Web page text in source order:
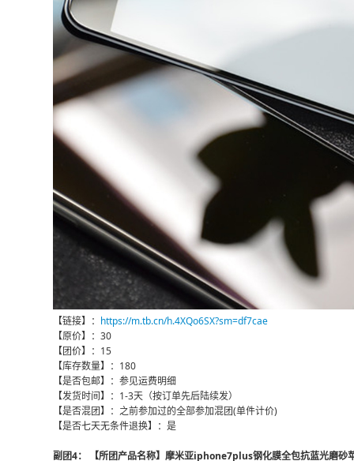
【链接】： https://m.tb.cn/h.4XQo6SX?sm=df7cae
【原价】：30
【团价】：15
【库存数量】：180
【是否包邮】：参见运费明细
【发货时间】：1-3天（按订单先后陆续发）
【是否混团】：之前参加过的全部参加混团(单件计价)
【是否七天无条件退换】：是
副团4： 【所团产品名称】摩米亚iphone7plus钢化膜全包抗蓝光磨砂